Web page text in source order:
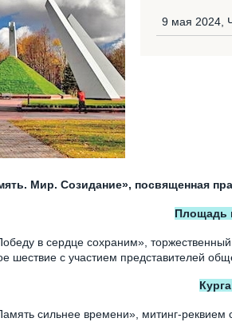
9 мая 2024,
Мир. Созидание», посвященная
Площадь
в сердце сохраним»,
шествие с участием представителей
сильнее времени», митинг-реквием